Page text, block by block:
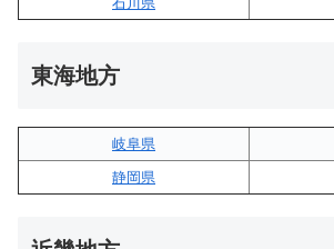
東海地方
岐阜県
静岡県